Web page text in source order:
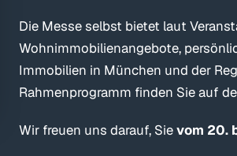
Die Messe selbst bietet laut
Wohnimmobilienangebote,
Immobilien in München und der
Rahmenprogramm finden Sie auf
Wir freuen uns darauf, Sievom 20.